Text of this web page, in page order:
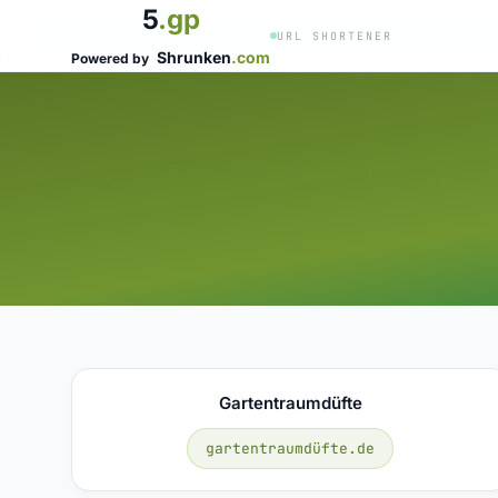
5.gp
Powered by Shrunken.com
URL SHORTENER
Gartentraumdüfte
gartentraumdüfte.de